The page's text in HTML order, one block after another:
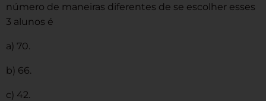
número de maneiras diferentes de se escolher esses
3 alunos é
a) 70.
b) 66.
c) 42.